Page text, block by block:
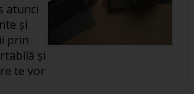
atunci
și
prin
și
te vor